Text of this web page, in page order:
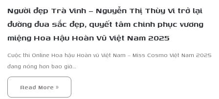
Người đẹp Trà Vinh – Nguyễn Thị Thùy Vi trở lại
đường đua sắc đẹp, quyết tâm chinh phục vương
miệng Hoa Hậu Hoàn Vũ Việt Nam 2025
Cuộc thi Online Hoa hậu Hoàn vũ Việt Nam – Miss Cosmo Việt Nam 2025
đang nóng hơn bao giờ…
Read More »